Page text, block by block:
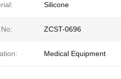
Silicone
ZCST-0696
Medical Equipment